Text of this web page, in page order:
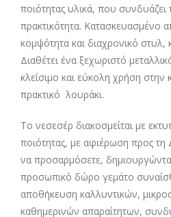
ποιότητας υλικά, που συνδυάζει
πρακτικότητα. Κατασκευασμένο
κομψότητα και διαχρονικό στυλ,
Διαθέτει ένα ξεχωριστό
κλείσιμο και εύκολη χρήση στην
πρακτικό λουράκι.
Το νεσεσέρ διακοσμείται με
ποιότητας, με αφιέρωση προς τη
να προσαρμόσετε,
προσωπικό δώρο γεμάτο
αποθήκευση καλλυντικών,
καθημερινών απαραίτητων,